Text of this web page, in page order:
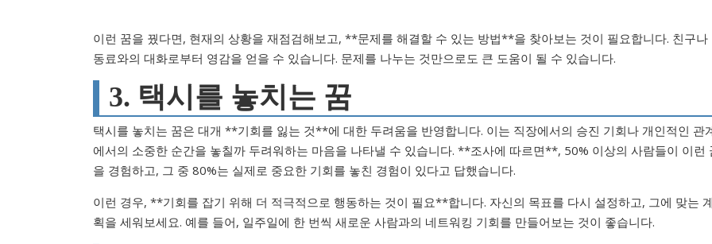
이런 꿈을 꿨다면, 현재의 상황을 재점검해보고, **문제를 해결할 수 있는 방법**을 찾아보는 것이 필요합니다. 친구나
동료와의 대화로부터 영감을 얻을 수 있습니다. 문제를 나누는 것만으로도 큰 도움이 될 수 있습니다.
3. 택시를 놓치는 꿈
택시를 놓치는 꿈은 대개 **기회를 잃는 것**에 대한 두려움을 반영합니다. 이는 직장에서의 승진 기회나 개인적인 관
에서의 소중한 순간을 놓칠까 두려워하는 마음을 나타낼 수 있습니다. **조사에 따르면**, 50% 이상의 사람들이 이런
을 경험하고, 그 중 80%는 실제로 중요한 기회를 놓친 경험이 있다고 답했습니다.
이런 경우, **기회를 잡기 위해 더 적극적으로 행동하는 것이 필요**합니다. 자신의 목표를 다시 설정하고, 그에 맞는
획을 세워보세요. 예를 들어, 일주일에 한 번씩 새로운 사람과의 네트워킹 기회를 만들어보는 것이 좋습니다.